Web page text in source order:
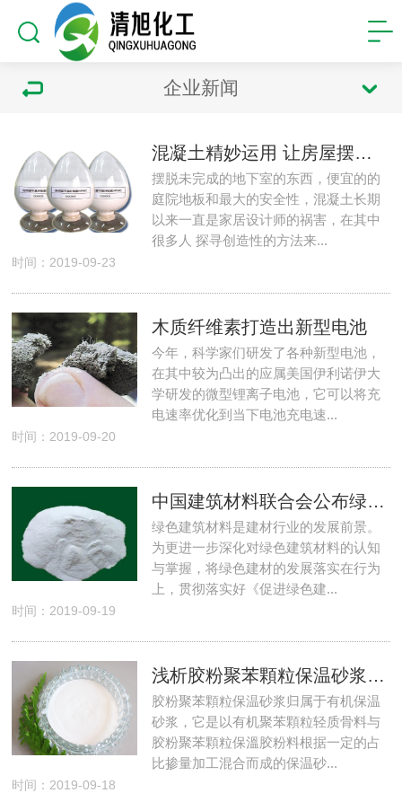
企业新闻
混凝土精妙运用 让房屋摆脱火源
摆脱未完成的地下室的东西，便宜的的
庭院地板和最大的安全性，混凝土长期
以来一直是家居设计师的祸害，在其中
很多人 探寻创造性的方法来...
时间：2019-09-23
木质纤维素打造出新型电池
今年，科学家们研发了各种新型电池，
在其中较为凸出的应属美国伊利诺伊大
学研发的微型锂离子电池，它可以将充
电速率优化到当下电池充电速...
时间：2019-09-20
中国建筑材料联合会公布绿色建筑材料的定义
绿色建筑材料是建材行业的发展前景。
为更进一步深化对绿色建筑材料的认知
与掌握，将绿色建材的发展落实在行为
上，贯彻落实好《促进绿色建...
时间：2019-09-19
浅析胶粉聚苯顆粒保温砂浆燃烧特性等級
胶粉聚苯顆粒保温砂浆归属于有机保温
砂浆，它是以有机聚苯顆粒轻质骨料与
胶粉聚苯顆粒保溫胶粉料根据一定的占
比掺量加工混合而成的保温砂...
时间：2019-09-18